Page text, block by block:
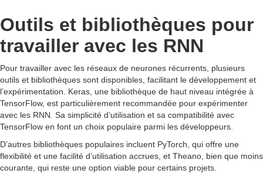
Outils et bibliothèques pour
travailler avec les RNN
Pour travailler avec les réseaux de neurones récurrents, plusieurs
outils et bibliothèques sont disponibles, facilitant le développement et
l’expérimentation. Keras, une bibliothèque de haut niveau intégrée à
TensorFlow, est particulièrement recommandée pour expérimenter
avec les RNN. Sa simplicité d’utilisation et sa compatibilité avec
TensorFlow en font un choix populaire parmi les développeurs.
D’autres bibliothèques populaires incluent PyTorch, qui offre une
flexibilité et une facilité d’utilisation accrues, et Theano, bien que moins
courante, qui reste une option viable pour certains projets.